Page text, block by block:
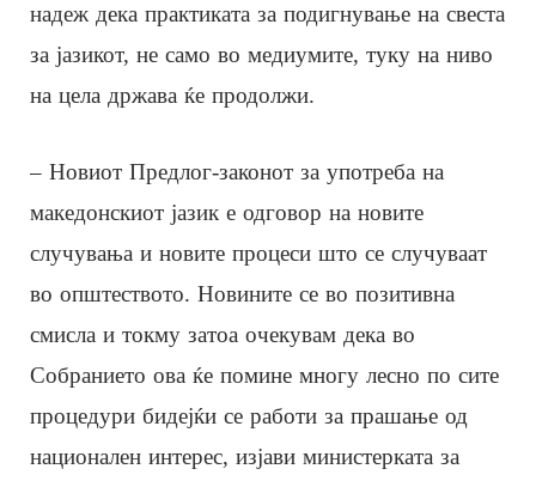
надеж дека практиката за подигнување на свеста
за јазикот, не само во медиумите, туку на ниво
на цела држава ќе продолжи.
– Новиот Предлог-законот за употреба на
македонскиот јазик е одговор на новите
случувања и новите процеси што се случуваат
во општеството. Новините се во позитивна
смисла и токму затоа очекувам дека во
Собранието ова ќе помине многу лесно по сите
процедури бидејќи се работи за прашање од
национален интерес, изјави министерката за